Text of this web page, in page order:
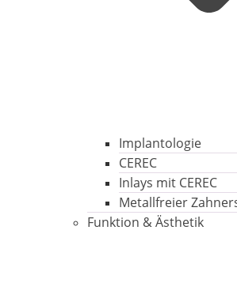
Implantologie
CEREC
Inlays mit CEREC
Metallfreier
Funktion & Ästhetik